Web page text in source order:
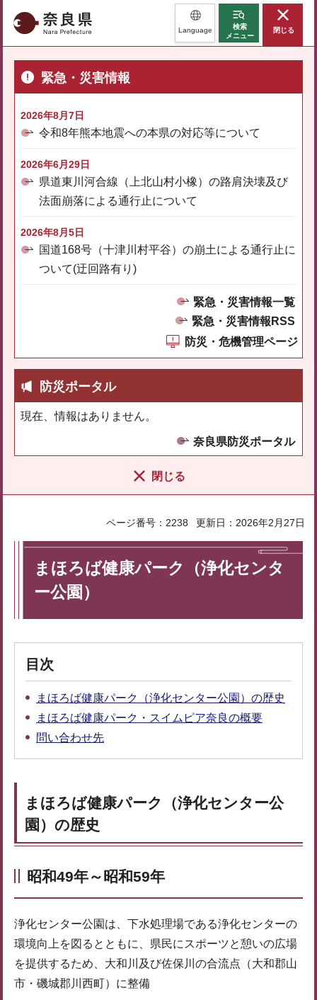
奈良県 Language
検索
メニュー
閉じる
緊急・災害情報
2026年8月7日
令和8年熊本地震への本県の対応等について
2026年6月29日
県道東川河合線（上北山村小橡）の路肩決壊及び
法面崩落による通行止について
2026年8月5日
国道168号（十津川村平谷）の崩土による通行止に
ついて(迂回路有り)
緊急・災害情報一覧
緊急・災害情報RSS
防災・危機管理ページ
防災ポータル
現在、情報はありません。
奈良県防災ポータル
閉じる
ページ番号：2238 更新日：2026年2月27日
まほろば健康パーク（浄化センタ
ー公園）
目次
まほろば健康パーク（浄化センター公園）の歴史
まほろば健康パーク・スイムピア奈良の概要
問い合わせ先
まほろば健康パーク（浄化センター公
園）の歴史
昭和49年～昭和59年
浄化センター公園は、下水処理場である浄化センターの
環境向上を図るとともに、県民にスポーツと憩いの広場
を提供するため、大和川及び佐保川の合流点（大和郡山
市・磯城郡川西町）に整備